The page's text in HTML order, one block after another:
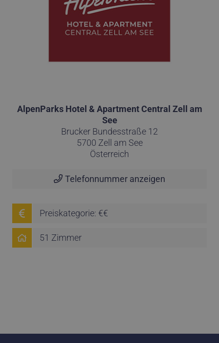
AlpenParks Hotel & Apartment Central Zell am
See
Brucker Bundesstraße 12
5700 Zell am See
Österreich
Telefonnummer anzeigen
Preiskategorie: €€
51 Zimmer